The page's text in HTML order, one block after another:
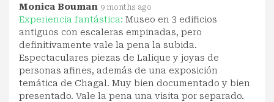
Monica Bouman 9 months ago
Experiencia fantástica: Museo en 3 edificios
antiguos con escaleras empinadas, pero
definitivamente vale la pena la subida.
Espectaculares piezas de Lalique y joyas de
personas afines, además de una exposición
temática de Chagal. Muy bien documentado y bien
presentado. Vale la pena una visita por separado.